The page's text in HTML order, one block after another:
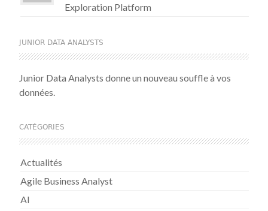
Exploration Platform
JUNIOR DATA ANALYSTS
Junior Data Analysts donne un nouveau souffle à vos
données.
CATÉGORIES
Actualités
Agile Business Analyst
AI